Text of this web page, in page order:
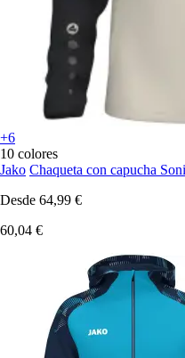
+6
10 colores
Jako Chaqueta con capucha
Desde 64,99 €
60,04 €